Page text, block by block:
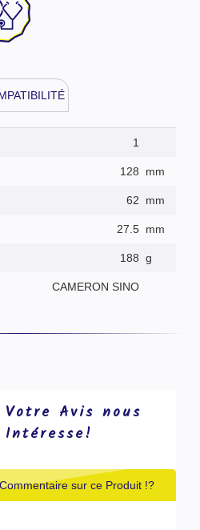
1
128 mm
62 mm
27.5 mm
188 g
CAMERON SINO
Votre Avis nous
Intéresse!
sur ce Produit !?